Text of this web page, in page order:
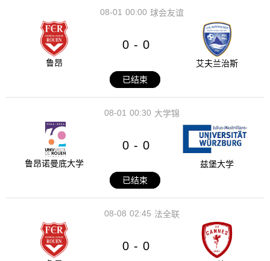
00:00
08-01 球会友谊
鲁昂
0 - 0
艾夫兰治斯
已结束
00:30
08-01 大学锦
鲁昂诺曼底大学
0 - 0
兹堡大学
已结束
02:45
08-08 法全联
0 - 0